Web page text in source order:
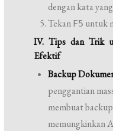
dengan kata
Tekan F5 untuk
IV. Tips dan Trik
Efektif
Backup
penggantian
membuat
memungkinkan